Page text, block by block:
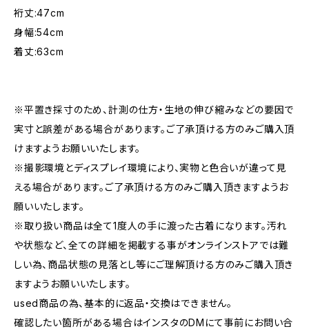
裄丈:47cm
身幅:54cm
着丈:63cm
※平置き採寸のため、計測の仕方・生地の伸び縮みなどの要因で
実寸と誤差がある場合があります。ご了承頂ける方のみご購入頂
けますようお願いいたします。
※撮影環境とディスプレイ環境により、実物と色合いが違って見
える場合があります。ご了承頂ける方のみご購入頂きますようお
願いいたします。
※取り扱い商品は全て1度人の手に渡った古着になります。汚れ
や状態など、全ての詳細を掲載する事がオンラインストアでは難
しい為、商品状態の見落とし等にご理解頂ける方のみご購入頂き
ますようお願いいたします。
used商品の為、基本的に返品・交換はできません。
確認したい箇所がある場合はインスタのDMにて事前にお問い合